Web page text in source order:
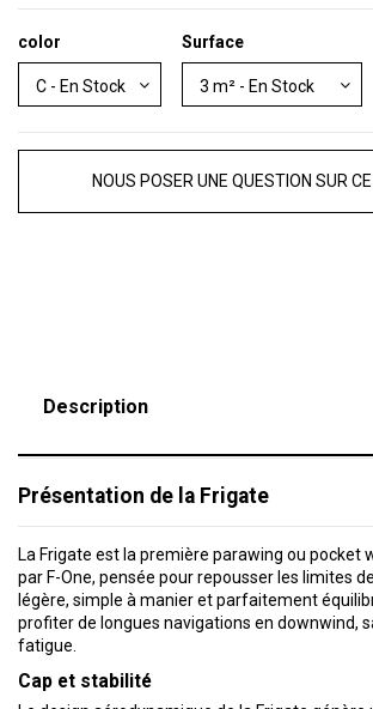
color Surface
NOUS POSER UNE QUESTION SUR
Description
Présentation de la Frigate
La Frigate est la première parawing ou pocket
par F-One, pensée pour repousser les limites
légère, simple à manier et parfaitement
profiter de longues navigations en downwind,
fatigue.
Cap et stabilité